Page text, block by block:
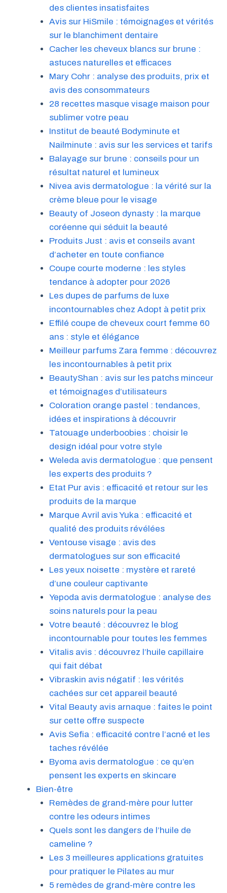
des clientes insatisfaites
Avis sur HiSmile : témoignages et vérités
sur le blanchiment dentaire
Cacher les cheveux blancs sur brune :
astuces naturelles et efficaces
Mary Cohr : analyse des produits, prix et
avis des consommateurs
28 recettes masque visage maison pour
sublimer votre peau
Institut de beauté Bodyminute et
Nailminute : avis sur les services et tarifs
Balayage sur brune : conseils pour un
résultat naturel et lumineux
Nivea avis dermatologue : la vérité sur la
crème bleue pour le visage
Beauty of Joseon dynasty : la marque
coréenne qui séduit la beauté
Produits Just : avis et conseils avant
d’acheter en toute confiance
Coupe courte moderne : les styles
tendance à adopter pour 2026
Les dupes de parfums de luxe
incontournables chez Adopt à petit prix
Effilé coupe de cheveux court femme 60
ans : style et élégance
Meilleur parfums Zara femme : découvrez
les incontournables à petit prix
BeautyShan : avis sur les patchs minceur
et témoignages d’utilisateurs
Coloration orange pastel : tendances,
idées et inspirations à découvrir
Tatouage underboobies : choisir le
design idéal pour votre style
Weleda avis dermatologue : que pensent
les experts des produits ?
Etat Pur avis : efficacité et retour sur les
produits de la marque
Marque Avril avis Yuka : efficacité et
qualité des produits révélées
Ventouse visage : avis des
dermatologues sur son efficacité
Les yeux noisette : mystère et rareté
d’une couleur captivante
Yepoda avis dermatologue : analyse des
soins naturels pour la peau
Votre beauté : découvrez le blog
incontournable pour toutes les femmes
Vitalis avis : découvrez l’huile capillaire
qui fait débat
Vibraskin avis négatif : les vérités
cachées sur cet appareil beauté
Vital Beauty avis arnaque : faites le point
sur cette offre suspecte
Avis Sefia : efficacité contre l’acné et les
taches révélée
Byoma avis dermatologue : ce qu’en
pensent les experts en skincare
Bien-être
Remèdes de grand-mère pour lutter
contre les odeurs intimes
Quels sont les dangers de l’huile de
cameline ?
Les 3 meilleures applications gratuites
pour pratiquer le Pilates au mur
5 remèdes de grand-mère contre les